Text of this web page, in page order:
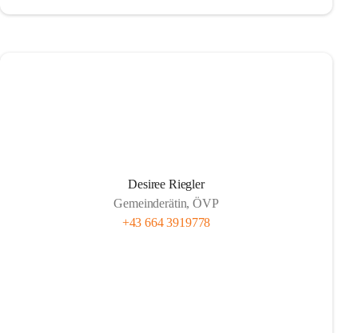
Desiree Riegler
Gemeinderätin, ÖVP
+43 664 3919778